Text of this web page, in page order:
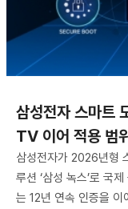
삼성전자 스마트
TV 이어 적용 범
삼성전자가 2026년형
루션 ‘삼성 녹스’로 국
는 12년 연속 인증을 이